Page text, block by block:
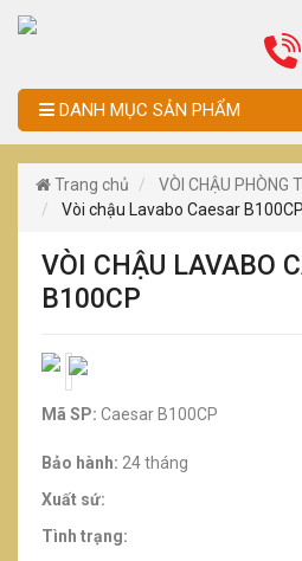
DANH MỤC SẢN PHẨM
Trang chủ
VÒI CHẬU PHÒNG
Vòi chậu Lavabo Caesar B100CP
VÒI CHẬU LAVABO
B100CP
Mã SP: Caesar B100CP
Bảo hành: 24 tháng
Xuất sứ:
Tình trạng: